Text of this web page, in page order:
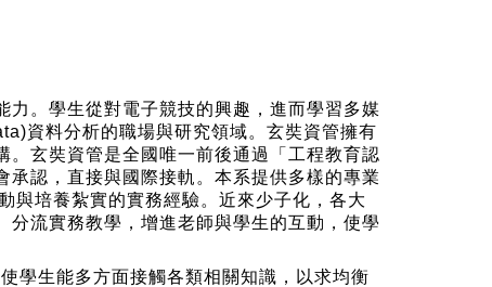
。學生從對電子競技的興趣，進而學習多媒
資料分析的職場與研究領域。玄奘資管擁有
玄奘資管是全國唯一前後通過「工程教育認
認，直接與國際接軌。本系提供多樣的專業
與培養紮實的實務經驗。近來少子化，各大
流實務教學，增進老師與學生的互動，使學
學生能多方面接觸各類相關知識，以求均衡